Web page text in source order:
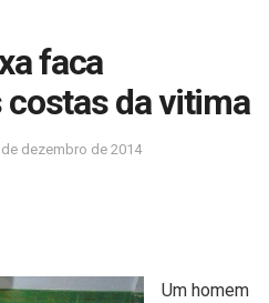
faca
costas da vitima
de dezembro de 2014
Um homem